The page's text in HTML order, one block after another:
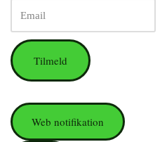
Tilmeld
Web notifikation